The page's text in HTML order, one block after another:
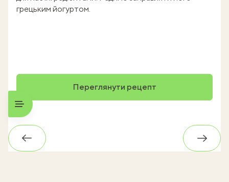
грецьким йогуртом.
Переглянути рецепт
Назад